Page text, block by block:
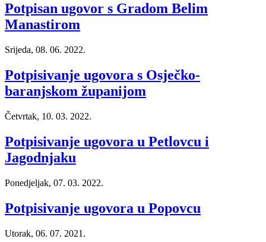
Potpisan ugovor s Gradom Belim
Manastirom
Srijeda, 08. 06. 2022.
Potpisivanje ugovora s Osječko-
baranjskom županijom
Četvrtak, 10. 03. 2022.
Potpisivanje ugovora u Petlovcu i
Jagodnjaku
Ponedjeljak, 07. 03. 2022.
Potpisivanje ugovora u Popovcu
Utorak, 06. 07. 2021.